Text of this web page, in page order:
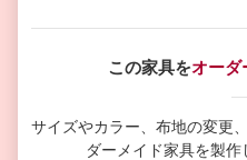
この家具をオーダ
サイズやカラー、布地の変更
ダーメイド家具を製作